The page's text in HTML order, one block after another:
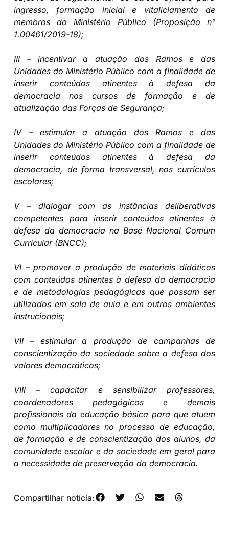
ingresso, formação inicial e vitaliciamento de
membros do Ministério Público (Proposição n°
1.00461/2019-18);
III – incentivar a atuação dos Ramos e das
Unidades do Ministério Público com a finalidade de
inserir conteúdos atinentes à defesa da
democracia nos cursos de formação e de
atualização das Forças de Segurança;
IV – estimular a atuação dos Ramos e das
Unidades do Ministério Público com a finalidade de
inserir conteúdos atinentes à defesa da
democracia, de forma transversal, nos currículos
escolares;
V – dialogar com as instâncias deliberativas
competentes para inserir conteúdos atinentes à
defesa da democracia na Base Nacional Comum
Curricular (BNCC);
VI – promover a produção de materiais didáticos
com conteúdos atinentes à defesa da democracia
e de metodologias pedagógicas que possam ser
utilizados em sala de aula e em outros ambientes
instrucionais;
VII – estimular a produção de campanhas de
conscientização da sociedade sobre a defesa dos
valores democráticos;
VIII – capacitar e sensibilizar professores,
coordenadores pedagógicos e demais
profissionais da educação básica para que atuem
como multiplicadores no processo de educação,
de formação e de conscientização dos alunos, da
comunidade escolar e da sociedade em geral para
a necessidade de preservação da democracia.
Compartilhar notícia: